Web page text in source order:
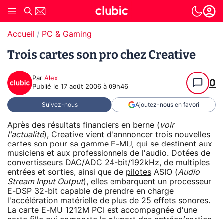
Accueil PC & Gaming
Trois cartes son pro chez Creative
Par Alex
Publié le 17 août 2006 à 09h46 0
Suivez-nous Ajoutez-nous en favori
Après des résultats financiers en berne (voir
l'actualité), Creative vient d'annnoncer trois nouvelles
cartes son pour sa gamme E-MU, qui se destinent aux
musiciens et aux professionnels de l'audio. Dotées de
convertisseurs DAC/ADC 24-bit/192kHz, de multiples
entrées et sorties, ainsi que de pilotes ASIO (Audio
Stream Input Output), elles embarquent un processeur
E-DSP 32-bit capable de prendre en charge
l'accélération matérielle de plus de 25 effets sonores.
La carte E-MU 1212M PCI est accompagnée d'une